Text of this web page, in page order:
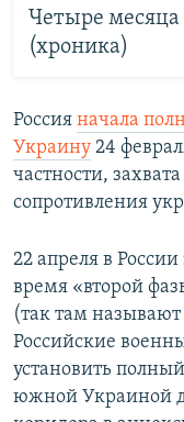
Четыре месяца
(хроника)
Россия начала
Украину 24
частности,
сопротивления
22 апреля в
время «второй
(так там
Российские
установить
южной Украиной